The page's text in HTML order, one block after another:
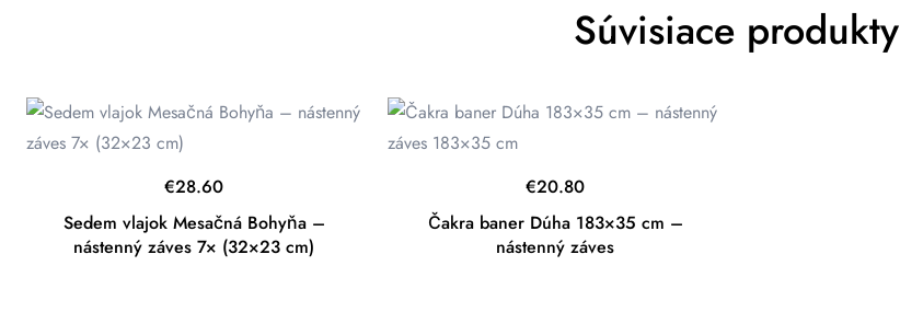
Súvisiace produkty
Sedem vlajok Mesačná Bohyňa –
nástenný záves 7× (32×23 cm)
€28.60
Čakra baner Dúha 183×35 cm –
nástenný záves
€20.80